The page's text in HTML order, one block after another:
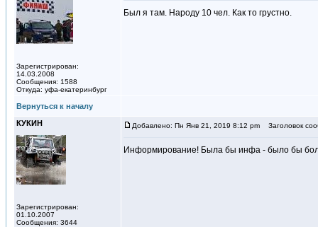
Зарегистрирован:
14.03.2008
Сообщения: 1588
Откуда: уфа-екатеринбург
Был я там. Народу 10 чел. Как то грустно.
Вернуться к началу
КУКИН
Зарегистрирован:
01.10.2007
Сообщения: 3644
Добавлено: Пн Янв 21, 2019 8:12 pm Заголовок
Информирование! Была бы инфа - было бы